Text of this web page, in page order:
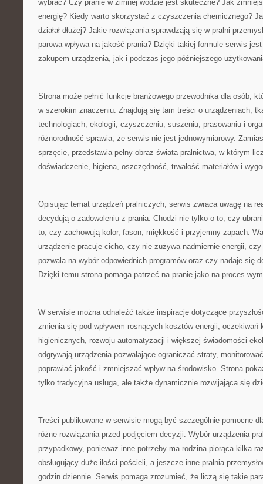
wybrać? Czy pranie w zimnej wodzie jest skuteczne? Jak
energię? Kiedy warto skorzystać z czyszczenia chemicznego?
działał dłużej? Jakie rozwiązania sprawdzają się w pralni
parowa wpływa na jakość prania? Dzięki takiej formule serwis
zakupem urządzenia, jak i podczas jego późniejszego
Strona może pełnić funkcję branżowego przewodnika dla osób,
w szerokim znaczeniu. Znajdują się tam treści o urządzeniach,
technologiach, ekologii, czyszczeniu, suszeniu, prasowaniu i
różnorodność sprawia, że serwis nie jest jednowymiarowy.
sprzęcie, przedstawia pełny obraz świata pralnictwa, w którym
doświadczenie, higiena, oszczędność, trwałość materiałów i
Opisując temat urządzeń pralniczych, serwis zwraca uwagę na
decydują o zadowoleniu z prania. Chodzi nie tylko o to, czy
to, czy zachowują kolor, fason, miękkość i przyjemny zapach.
urządzenie pracuje cicho, czy nie zużywa nadmiernie energii, czy
pozwala na wybór odpowiednich programów oraz czy nadaje się
Dzięki temu strona pomaga patrzeć na pranie jako na proces
W serwisie można odnaleźć także inspiracje dotyczące
zmienia się pod wpływem rosnących kosztów energii, oczekiwań
higienicznych, rozwoju automatyzacji i większej świadomości
odgrywają urządzenia pozwalające ograniczać straty,
poprawiać jakość i zmniejszać wpływ na środowisko. Strona
tylko tradycyjna usługa, ale także dynamicznie rozwijająca się
Treści publikowane w serwisie mogą być szczególnie pomocne
różne rozwiązania przed podjęciem decyzji. Wybór urządzenia
przypadkowy, ponieważ inne potrzeby ma rodzina piorąca kilka
obsługujący duże ilości pościeli, a jeszcze inne pralnia
godzin dziennie. Serwis pomaga zrozumieć, że liczą się takie